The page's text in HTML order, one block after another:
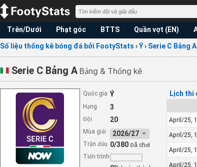
Trên/Dưới Phạt góc BTTS Quần vợt (EN)
Số liệu thống kê bóng đá bởi FootyStats ›Ý› Serie C Bảng A
Serie C Bảng A Bảng & Thống kê
Quốc gia Ý
Hạng 3
Đội 20
Mùa giải 2026/27
Trận đấu 0/380Đã chơi
Tiến trình
Lịch thi